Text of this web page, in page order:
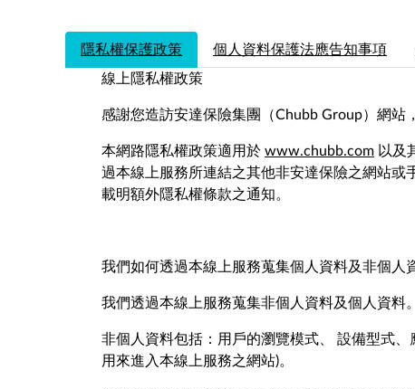
隱私權保護政策 個人資料保護法應告知事項
線上隱私權政策
感謝您造訪安達保險集團（Chubb Group）網站
本網路隱私權政策適用於 www.chubb.com 以及
過本線上服務所連結之其他非安達保險之網站
載明額外隱私權條款之通知。
我們如何透過本線上服務蒐集個人資料及非個人
我們透過本線上服務蒐集非個人資料及個人資料。
非個人資料包括：用戶的瀏覽模式、 設備型式
用來進入本線上服務之網站)。